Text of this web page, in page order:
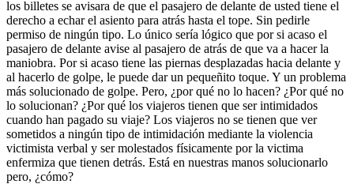
los billetes se avisara de que el pasajero de delante de usted tiene el
derecho a echar el asiento para atrás hasta el tope. Sin pedirle
permiso de ningún tipo. Lo único sería lógico que por si acaso el
pasajero de delante avise al pasajero de atrás de que va a hacer la
maniobra. Por si acaso tiene las piernas desplazadas hacia delante y
al hacerlo de golpe, le puede dar un pequeñito toque. Y un problema
más solucionado de golpe. Pero, ¿por qué no lo hacen? ¿Por qué no
lo solucionan? ¿Por qué los viajeros tienen que ser intimidados
cuando han pagado su viaje? Los viajeros no se tienen que ver
sometidos a ningún tipo de intimidación mediante la violencia
victimista verbal y ser molestados físicamente por la victima
enfermiza que tienen detrás. Está en nuestras manos solucionarlo
pero, ¿cómo?